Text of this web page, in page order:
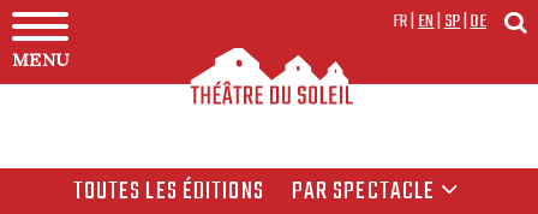
MENU
FR|EN|SP|DE
TOUTES LES ÉDITIONS
PAR SPECTACLE